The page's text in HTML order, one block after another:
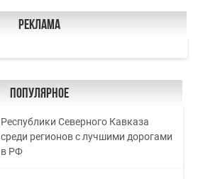
Реклама
Популярное
Республики Северного Кавказа
среди регионов с лучшими дорогами
в РФ